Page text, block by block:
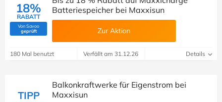
18%
RABATT
Von Savoo
geprüft(Von Savoo geprüft)
Batteriespeicher bei Maxxisun
Zur Aktion
180 Mal benutzt Verfällt am 31.12.26 Details
TIPP
Balkonkraftwerke für Eigenstrom bei
Maxxisun